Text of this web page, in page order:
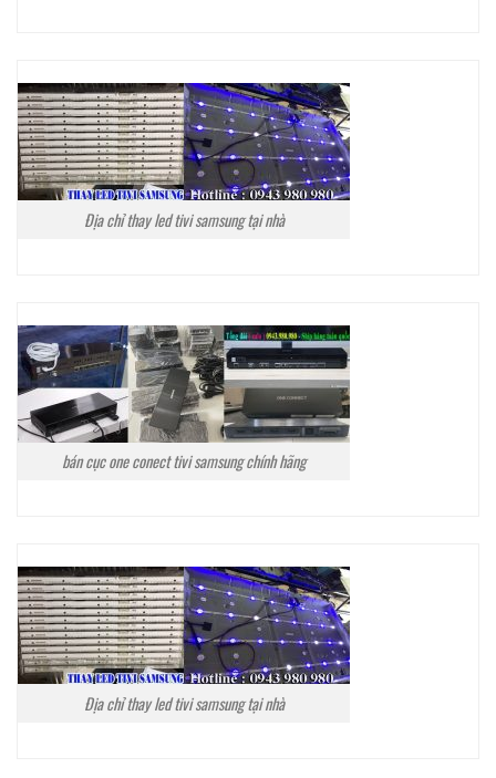
Địa chỉ thay led tivi samsung tại nhà
bán cục one conect tivi samsung chính hãng
Địa chỉ thay led tivi samsung tại nhà